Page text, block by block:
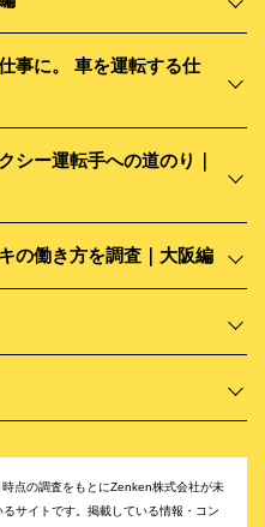
事に。 車を運転する仕
シー運転手への道のり｜
の働き方を調査｜大阪編
点の調査をもとにZenken株式会社が未
サイトです。掲載している情報・コン